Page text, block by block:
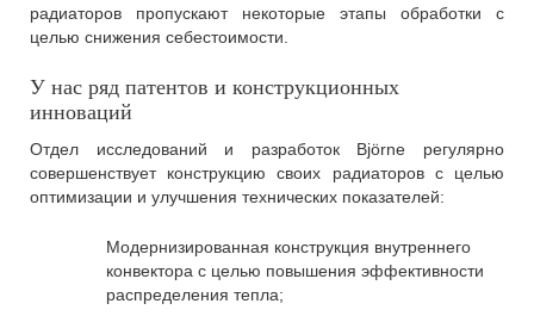
радиаторов пропускают некоторые этапы обработки с
целью снижения себестоимости.
У нас ряд патентов и конструкционных
инноваций
Отдел исследований и разработок Björne регулярно
совершенствует конструкцию своих радиаторов с целью
оптимизации и улучшения технических показателей:
Модернизированная конструкция внутреннего
конвектора с целью повышения эффективности
распределения тепла;